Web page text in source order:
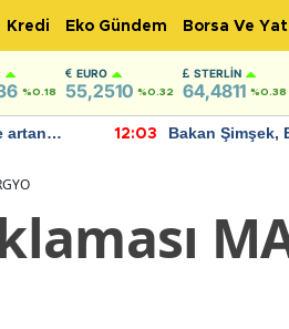
Kredi Eko Gündem Borsa Ve
%0.18
EURO
55,2510 %0.32
STERLIN
64,4811 %0.38
artan
12:03
Bakan Şimşek,